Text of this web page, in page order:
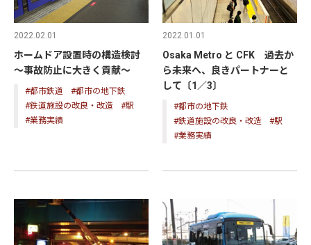
2022.02.01
ホームドア設置時の構造検討
～事故防止に大きく貢献～
#都市鉄道
#都市の地下鉄
#鉄道施設の改良・改造
#駅
#業務実績
2022.01.01
Osaka Metro と CFK 過去か
ら未来へ、良きパートナーと
して〔1／3〕
#都市の地下鉄
#鉄道施設の改良・改造
#駅
#業務実績